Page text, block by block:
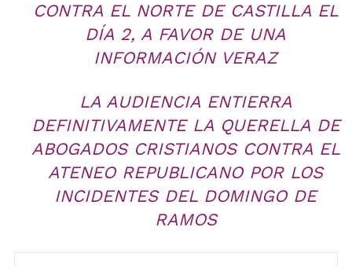
CONTRA EL NORTE DE CASTILLA EL
DÍA 2, A FAVOR DE UNA
INFORMACIÓN VERAZ
LA AUDIENCIA ENTIERRA
DEFINITIVAMENTE LA QUERELLA DE
ABOGADOS CRISTIANOS CONTRA EL
ATENEO REPUBLICANO POR LOS
INCIDENTES DEL DOMINGO DE
RAMOS